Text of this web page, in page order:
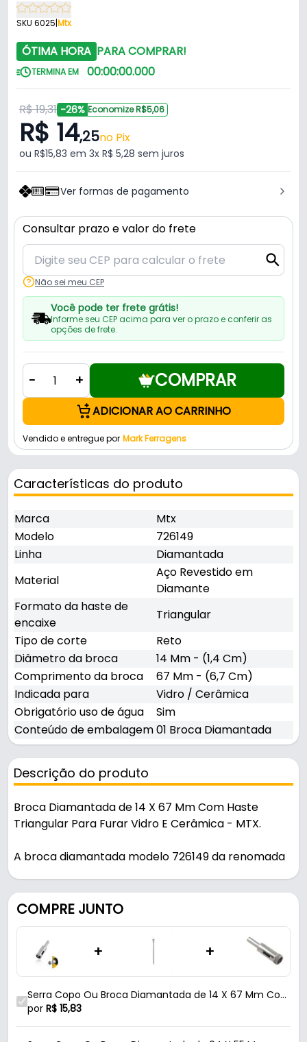
SKU 6025|Mtx
ÓTIMA HORA PARA COMPRAR!
TERMINA EM 00:00:00.000
R$ 19,31 -26% Economize R$5,06
R$ 14,25no Pix
ou R$15,83 em 3x R$ 5,28 sem juros
Ver formas de pagamento
Consultar prazo e valor do frete
Não sei meu CEP
Você pode ter frete grátis!
Informe seu CEP acima para ver o prazo e conferir as
opções de frete.
- + COMPRAR
ADICIONAR AO CARRINHO
Vendido e entregue por Mark Ferragens
Características do produto
Marca
Mtx
Modelo
726149
Linha
Diamantada
Material
Aço Revestido em
Diamante
Formato da haste de
encaixe
Triangular
Tipo de corte
Reto
Diâmetro da broca
14 Mm - (1,4 Cm)
Comprimento da broca
67 Mm - (6,7 Cm)
Indicada para
Vidro / Cerâmica
Obrigatório uso de água
Sim
Conteúdo de embalagem01 Broca Diamantada
Descrição do produto
Broca Diamantada de 14 X 67 Mm Com Haste
Triangular Para Furar Vidro E Cerâmica - MTX.
A broca diamantada modelo 726149 da renomada
vidro e cerâmica, sendo indispensável para
profissionais que buscam qualidade e eficiência.
Fabricada em aço com revestimento diamantado
aplicado por método galvanizado, esta broca
possui uma haste de formato triangular que
garante maior estabilidade durante o uso e é
adequada para furadeiras de todos os tipos. Com
um diâmetro de 14 mm (1,4 cm) e comprimento
delicados, proporcionando cortes retos e limpos
COMPRE JUNTO
+ +
Serra Copo Ou Broca Diamantada de 14 X 67 Mm Com
Haste Triangular Para Furar Vidro E Cerâmica Mtx
por R$ 15,83